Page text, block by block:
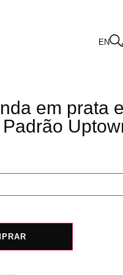
EN
em prata